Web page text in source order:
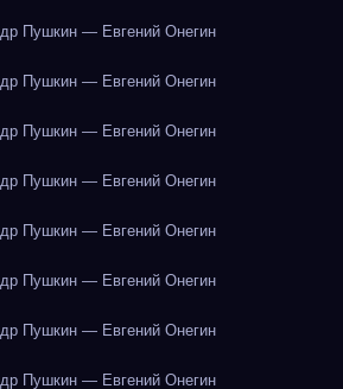
Пушкин — Евгений Онегин
Пушкин — Евгений Онегин
Пушкин — Евгений Онегин
Пушкин — Евгений Онегин
Пушкин — Евгений Онегин
Пушкин — Евгений Онегин
Пушкин — Евгений Онегин
Пушкин — Евгений Онегин